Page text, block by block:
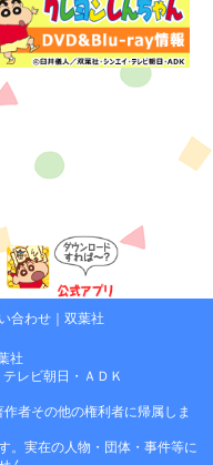
合わせ 双葉社
社
レビ朝日・ＡＤＫ
者その他の権利者に帰属しま
。実在の人物・団体・事件等に